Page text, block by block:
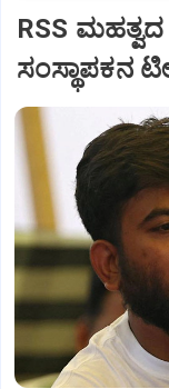
RSS
ಸಂಸ್ಥಾಪಕನ